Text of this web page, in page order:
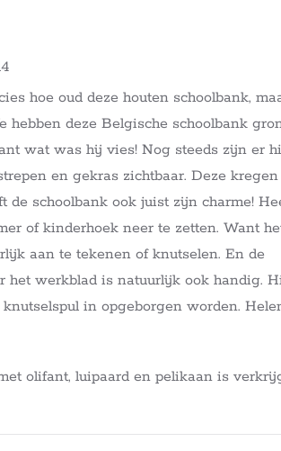
hoe oud deze houten schoolbank,
hebben deze Belgische schoolbank
wat was hij vies! Nog steeds zijn er
en gekras zichtbaar. Deze
de schoolbank ook juist zijn charme!
of kinderhoek neer te zetten. Want
aan te tekenen of knutselen. En de
het werkblad is natuurlijk ook handig.
in opgeborgen worden.
olifant, luipaard en pelikaan is